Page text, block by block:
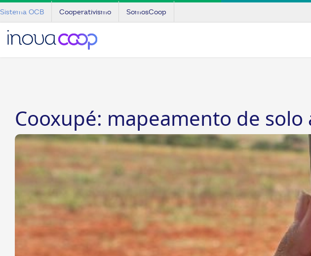
Sistema OCB Cooperativismo SomosCoop
Cooxupé: mapeamento de